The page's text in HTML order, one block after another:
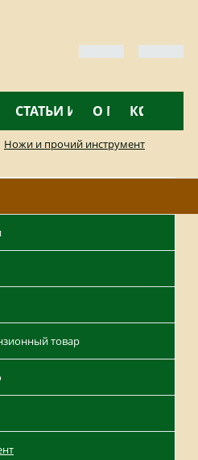
НОВОСТИ
СТАТЬИ И ОБЗОРЫ
О МАГАЗИНЕ
Ножи и прочий инструмент
товар